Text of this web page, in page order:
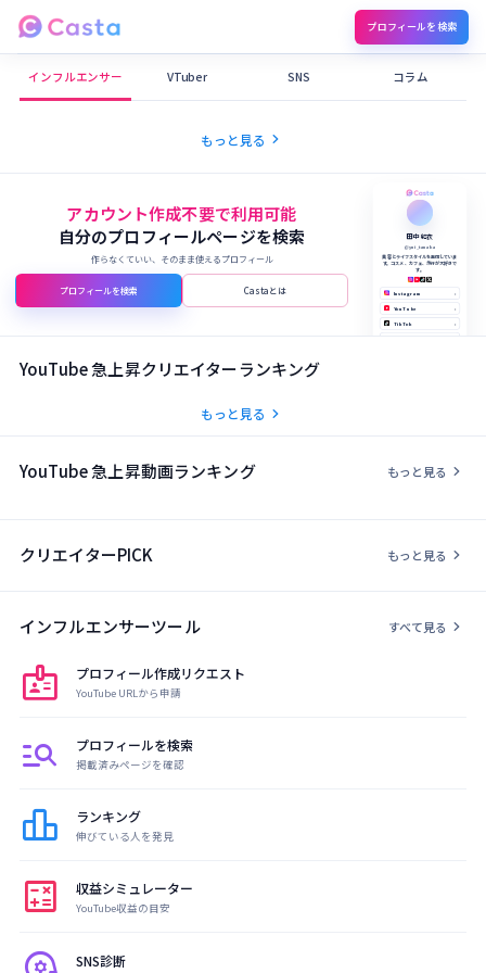
プロフィールを検索
Castaメディア
インフルエンサー VTuber SNS コラム
もっと見る chevron_right
アカウント作成不要で利用可能
自分のプロフィールページを検索
作らなくていい、そのまま使えるプロフィール
プロフィールを検索 Castaとは
田中 結衣
@yui_tanaka
美容とライフスタイルを発信していま
す。コスメ、カフェ、旅行が大好きで
す。
Instagram ›
YouTube ›
TikTok ›
YouTube 急上昇クリエイターランキング
もっと見る chevron_right
YouTube 急上昇動画ランキング もっと見る chevron_right
クリエイターPICK もっと見る chevron_right
インフルエンサーツール すべて見る chevron_right
badge プロフィール作成リクエスト
YouTube URLから申請
manage_search プロフィールを検索
掲載済みページを確認
leaderboard ランキング
伸びている人を発見
calculate 収益シミュレーター
YouTube収益の目安
SNS診断